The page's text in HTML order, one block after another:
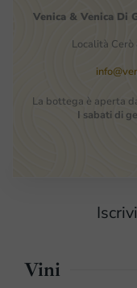
Venica & Venica Di
Località
La bottega è aperta
I sabati di
Vini